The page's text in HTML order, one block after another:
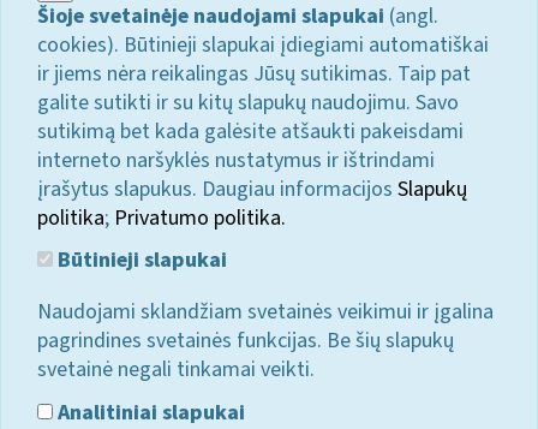
Šioje svetainėje naudojami slapukai (angl.
cookies). Būtinieji slapukai įdiegiami automatiškai
ir jiems nėra reikalingas Jūsų sutikimas. Taip pat
galite sutikti ir su kitų slapukų naudojimu. Savo
sutikimą bet kada galėsite atšaukti pakeisdami
interneto naršyklės nustatymus ir ištrindami
įrašytus slapukus. Daugiau informacijos Slapukų
politika; Privatumo politika.
Būtinieji slapukai
Naudojami sklandžiam svetainės veikimui ir įgalina
pagrindines svetainės funkcijas. Be šių slapukų
svetainė negali tinkamai veikti.
Analitiniai slapukai